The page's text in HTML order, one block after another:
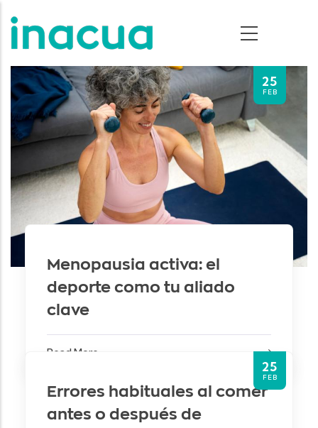
25
FEB
Menopausia activa: el
deporte como tu aliado
clave
Read More
25
FEB
Errores habituales al comer
antes o después de